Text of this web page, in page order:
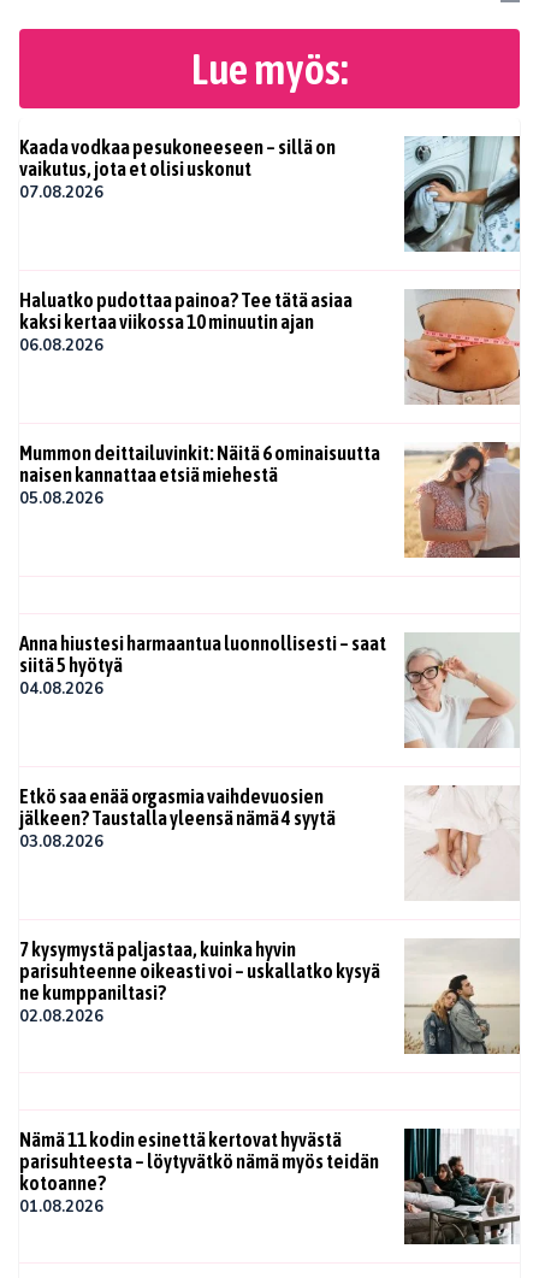
Lue myös:
Kaada vodkaa pesukoneeseen – sillä on
vaikutus, jota et olisi uskonut
07.08.2026
Haluatko pudottaa painoa? Tee tätä asiaa
kaksi kertaa viikossa 10 minuutin ajan
06.08.2026
Mummon deittailuvinkit: Näitä 6 ominaisuutta
naisen kannattaa etsiä miehestä
05.08.2026
Anna hiustesi harmaantua luonnollisesti – saat
siitä 5 hyötyä
04.08.2026
Etkö saa enää orgasmia vaihdevuosien
jälkeen? Taustalla yleensä nämä 4 syytä
03.08.2026
7 kysymystä paljastaa, kuinka hyvin
parisuhteenne oikeasti voi – uskallatko kysyä
ne kumppaniltasi?
02.08.2026
Nämä 11 kodin esinettä kertovat hyvästä
parisuhteesta – löytyvätkö nämä myös teidän
kotoanne?
01.08.2026